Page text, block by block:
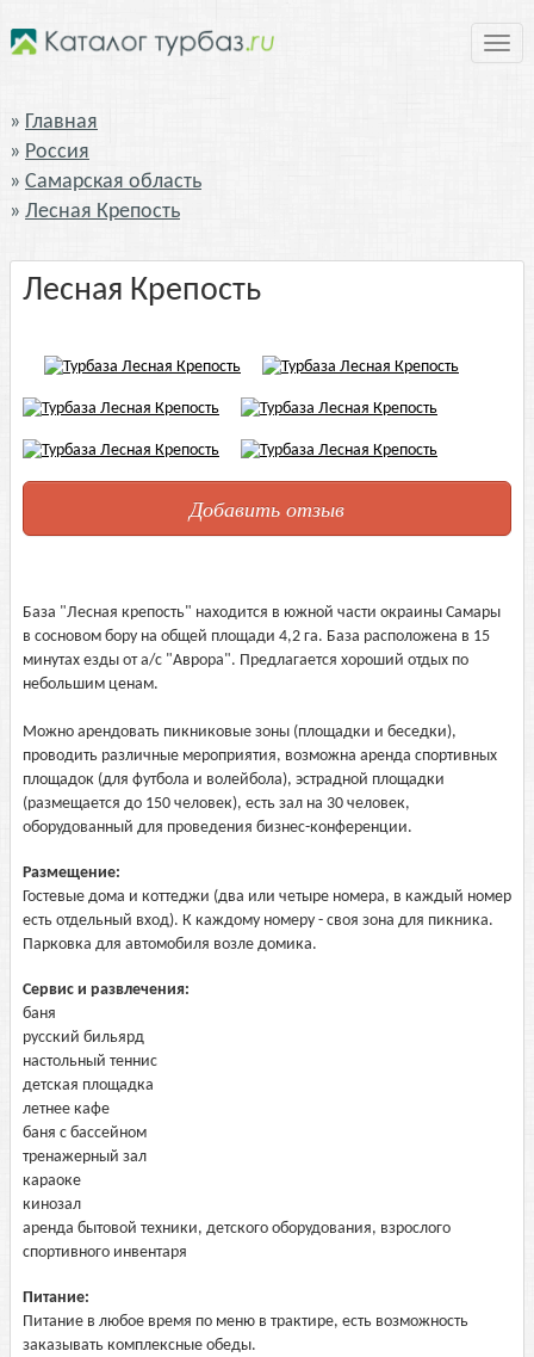
Главная
Россия
Самарская область
Лесная Крепость
Лесная Крепость
Добавить отзыв
База "Лесная крепость" находится в южной части окраины Самары
в сосновом бору на общей площади 4,2 га. База расположена в 15
минутах езды от а/с "Аврора". Предлагается хороший отдых по
небольшим ценам.
Можно арендовать пикниковые зоны (площадки и беседки),
проводить различные мероприятия, возможна аренда спортивных
площадок (для футбола и волейбола), эстрадной площадки
(размещается до 150 человек), есть зал на 30 человек,
оборудованный для проведения бизнес-конференции.
Размещение:
Гостевые дома и коттеджи (два или четыре номера, в каждый номер
есть отдельный вход). К каждому номеру - своя зона для пикника.
Парковка для автомобиля возле домика.
Сервис и развлечения:
баня
русский бильярд
настольный теннис
детская площадка
летнее кафе
баня с бассейном
тренажерный зал
караоке
кинозал
аренда бытовой техники, детского оборудования, взрослого
спортивного инвентаря
Питание:
Питание в любое время по меню в трактире, есть возможность
заказывать комплексные обеды.